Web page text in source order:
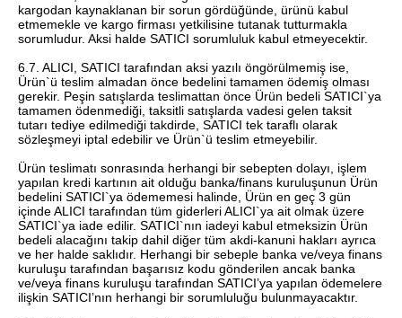
kargodan kaynaklanan bir sorun gördüğünde, ürünü kabul
etmemekle ve kargo firması yetkilisine tutanak tutturmakla
sorumludur. Aksi halde SATICI sorumluluk kabul etmeyecektir.
6.7. ALICI, SATICI tarafından aksi yazılı öngörülmemiş ise,
Ürün`ü teslim almadan önce bedelini tamamen ödemiş olması
gerekir. Peşin satışlarda teslimattan önce Ürün bedeli SATICI`ya
tamamen ödenmediği, taksitli satışlarda vadesi gelen taksit
tutarı tediye edilmediği takdirde, SATICI tek taraflı olarak
sözleşmeyi iptal edebilir ve Ürün`ü teslim etmeyebilir.
Ürün teslimatı sonrasında herhangi bir sebepten dolayı, işlem
yapılan kredi kartının ait olduğu banka/finans kuruluşunun Ürün
bedelini SATICI`ya ödememesi halinde, Ürün en geç 3 gün
içinde ALICI tarafından tüm giderleri ALICI`ya ait olmak üzere
SATICI`ya iade edilir. SATICI`nın iadeyi kabul etmeksizin Ürün
bedeli alacağını takip dahil diğer tüm akdi-kanuni hakları ayrıca
ve her halde saklıdır. Herhangi bir sebeple banka ve/veya finans
kuruluşu tarafından başarısız kodu gönderilen ancak banka
ve/veya finans kuruluşu tarafından SATICI’ya yapılan ödemelere
ilişkin SATICI’nın herhangi bir sorumluluğu bulunmayacaktır.